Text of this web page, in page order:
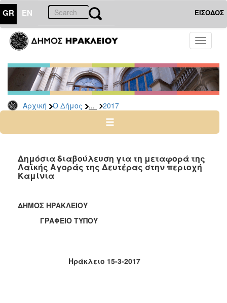
GR EN ΕΙΣΟΔΟΣ
Toggle
Αρχική Ο Δήμος ... 2017
ΔΗΜΟΣ
Δελτία
Τύπου
Αρχείο
2026
2024
2022
2021
Δημόσια διαβούλευση για τη μεταφορά της
Λαϊκής Αγοράς της Δευτέρας στην περιοχή
Καμίνια
ΔΗΜΟΣ ΗΡΑΚΛΕΙΟΥ
ΓΡΑΦΕΙΟ ΤΥΠΟΥ
Ηράκλειο 15-3-2017